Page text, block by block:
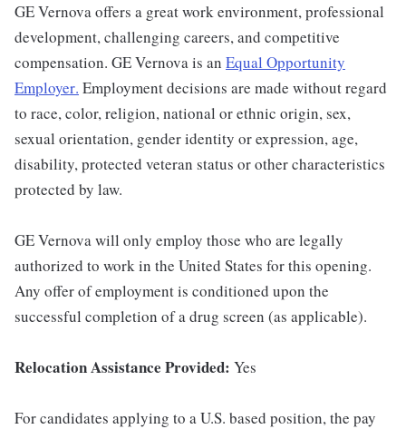
GE Vernova offers a great work environment, professional
development, challenging careers, and competitive
compensation. GE Vernova is an Equal Opportunity
Employer. Employment decisions are made without regard
to race, color, religion, national or ethnic origin, sex,
sexual orientation, gender identity or expression, age,
disability, protected veteran status or other characteristics
protected by law.
GE Vernova will only employ those who are legally
authorized to work in the United States for this opening.
Any offer of employment is conditioned upon the
successful completion of a drug screen (as applicable).
Relocation Assistance Provided: Yes
For candidates applying to a U.S. based position, the pay